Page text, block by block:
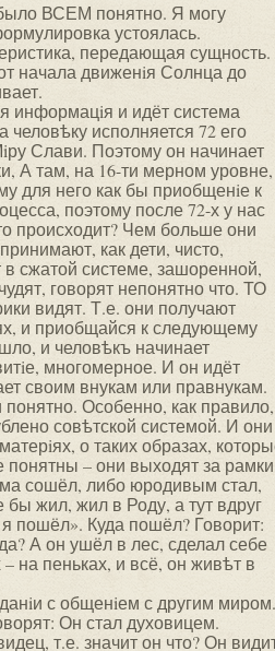
ВСЕМ понятно. Я могу
устоялась.
передающая
начала движенiя Солнца до
информацiя и идёт система
исполняется 72 его
Слави. Поэтому он начинает
А там, на 16-ти мерном уровне,
для него как бы приобщенiе к
поэтому после 72-х у нас
происходит? Чем больше они
как дети, чисто,
сжатой системе, зашоренной,
говорят непонятно что. ТО
видят. Т.е. они получают
и приобщайся к следующему
и человѣкъ начинает
многомерное. И он идёт
своим внукам или правнукам.
Особенно, как правило,
совѣтской системой. И они
о таких образах,
– они выходят за рамки
сошёл, либо юродивым стал,
бы жил, жил в Роду, а тут вдруг
пошёл». Куда пошёл? Говорит:
А он ушёл в лес, сделал себе
на пеньках, и всё, он живѣт в
с общенiем с другим миром.
Он стал духовицем.
т.е. значит он что? Он